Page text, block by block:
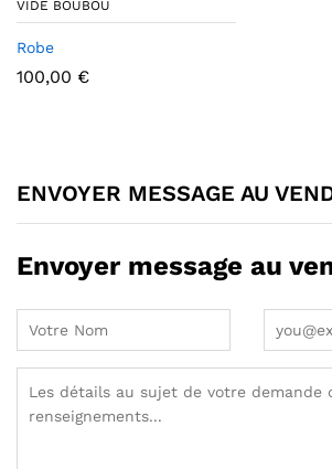
VIDE BOUBOU
Robe
100,00 €
ENVOYER MESSAGE AU
Envoyer message au